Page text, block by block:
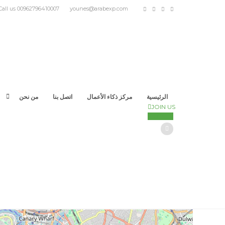
us 00962796410007 younes@arabexp.com
من نحن اتصل بنا مركز ذكاء الأعمال
الرئيسية
JOIN US